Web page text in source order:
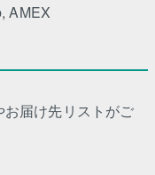
AMEX
届け先リストがご